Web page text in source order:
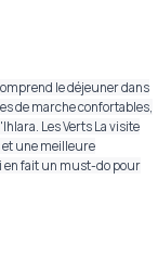
le déjeuner dans
de marche confortables,
Les Verts La visite
une meilleure
en fait un must-do pour